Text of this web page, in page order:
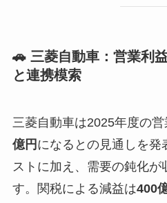
🚗 三菱自動車：営業利
と連携模索
三菱自動車は2025年度の
億円 になるとの見通しを発
ストに加え、需要の鈍化が
す。関税による減益は400